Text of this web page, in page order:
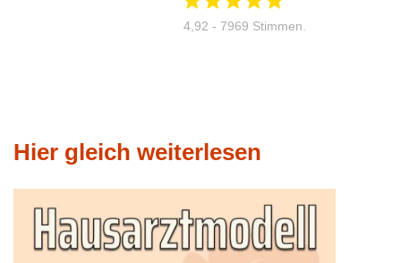
4,92 - 7969 Stimmen.
Hier gleich weiterlesen